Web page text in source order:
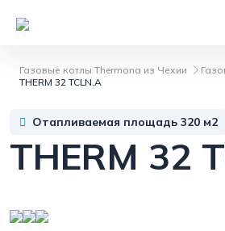
Газовые котлы Thermona из Чехии
THERM 32 TCLN.A
Отапливаемая площадь 320 м2
THERM 32